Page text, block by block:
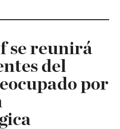
se reunirá
del
por